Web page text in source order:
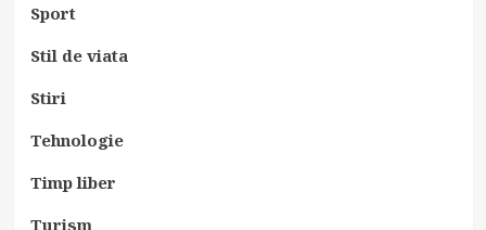
Sport
Stil de viata
Stiri
Tehnologie
Timp liber
Turism